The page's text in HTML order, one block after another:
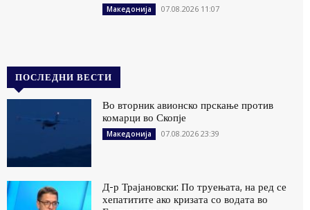
Македонија 07.08.2026 11:07
ПОСЛЕДНИ ВЕСТИ
Во вторник авионско прскање против
комарци во Скопје
Македонија 07.08.2026 23:39
Д-р Трајановски: По труењата, на ред се
хепатитите ако кризата со водата во